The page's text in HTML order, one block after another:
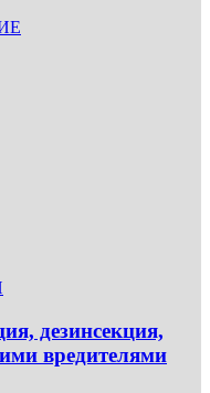
дезинсекция,
вредителями